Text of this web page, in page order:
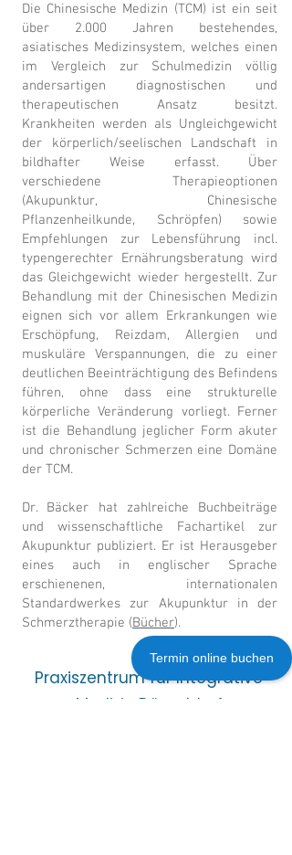
Termin online buchen
Die Chinesische Medizin (TCM) ist ein seit
über 2.000 Jahren bestehendes,
asiatisches Medizinsystem, welches einen
im Vergleich zur Schulmedizin völlig
andersartigen diagnostischen und
therapeutischen Ansatz besitzt.
Krankheiten werden als Ungleichgewicht
der körperlich/seelischen Landschaft in
bildhafter Weise erfasst. Über
verschiedene Therapieoptionen
(Akupunktur, Chinesische
Pflanzenheilkunde, Schröpfen) sowie
Empfehlungen zur Lebensführung incl.
typengerechter Ernährungsberatung wird
das Gleichgewicht wieder hergestellt. Zur
Behandlung mit der Chinesischen Medizin
eignen sich vor allem Erkrankungen wie
Erschöpfung, Reizdam, Allergien und
muskuläre Verspannungen, die zu einer
deutlichen Beeinträchtigung des Befindens
führen, ohne dass eine strukturelle
körperliche Veränderung vorliegt. Ferner
ist die Behandlung jeglicher Form akuter
und chronischer Schmerzen eine Domäne
der TCM.
Dr. Bäcker hat zahlreiche Buchbeiträge
und wissenschaftliche Fachartikel zur
Akupunktur publiziert. Er ist Herausgeber
eines auch in englischer Sprache
erschienenen, internationalen
Standardwerkes zur Akupunktur in der
Schmerztherapie (Bücher).
Praxiszentrum für Integrative
Medizin Düsseldorf